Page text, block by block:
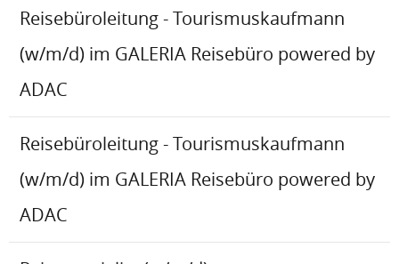
Reisebüroleitung - Tourismuskaufmann
(w/m/d) im GALERIA Reisebüro powered by
ADAC
Reisebüroleitung - Tourismuskaufmann
(w/m/d) im GALERIA Reisebüro powered by
ADAC